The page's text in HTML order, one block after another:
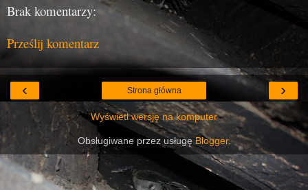
Brak komentarzy:
Prześlij komentarz
‹ ›
Strona główna
Wyświetl wersję na komputer
Obsługiwane przez usługę Blogger.